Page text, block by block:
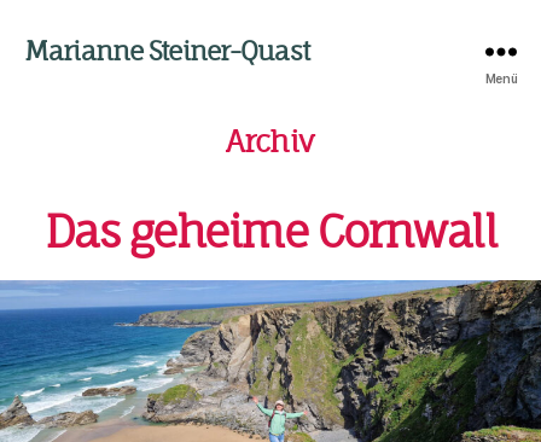
Marianne Steiner-Quast
Menü
Archiv
Das geheime Cornwall